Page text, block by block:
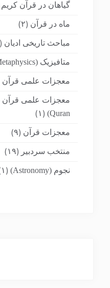
گیاهان در قرآن کریم
ماه در قرآن (۲)
مباحث تاریخی ادیان (۳)
متافیزیک (Metaphysics)
معجزات علمی قرآن
Quran)
(۱)
معجزات قرآن (۹)
منتخب سردبیر (۱۹)
نجوم (Astronomy) (۱)